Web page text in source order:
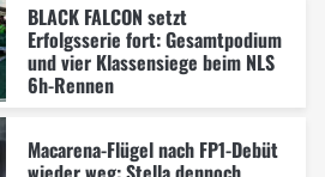
BLACK FALCON setzt
Erfolgsserie fort: Gesamtpodium
und vier Klassensiege beim NLS
6h-Rennen
Macarena-Flügel nach FP1-Debüt